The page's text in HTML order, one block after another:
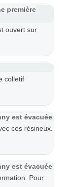
première
ouvert sur
colletif
est évacuée
ces résineux.
est évacuée
Pour